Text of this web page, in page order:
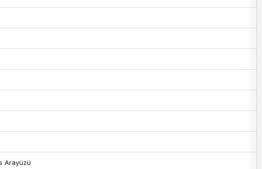
Arayüzü